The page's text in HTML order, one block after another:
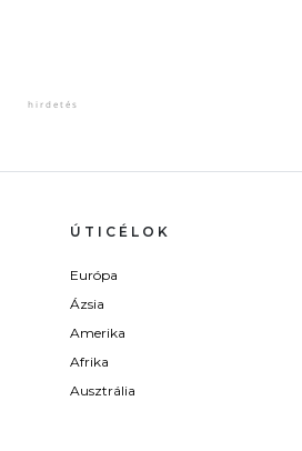
ÚTICÉLOK
Európa
Ázsia
Amerika
Afrika
Ausztrália